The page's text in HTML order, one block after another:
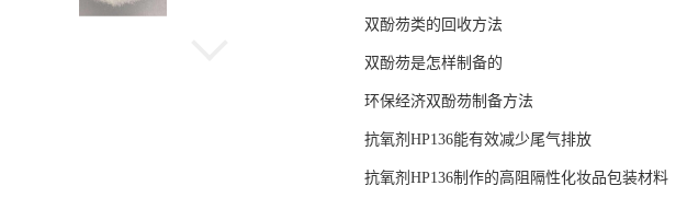
双酚芴类的回收方法
双酚芴是怎样制备的
环保经济双酚芴制备方法
抗氧剂HP136能有效减少尾气排放
抗氧剂HP136制作的高阻隔性化妆品包装材料